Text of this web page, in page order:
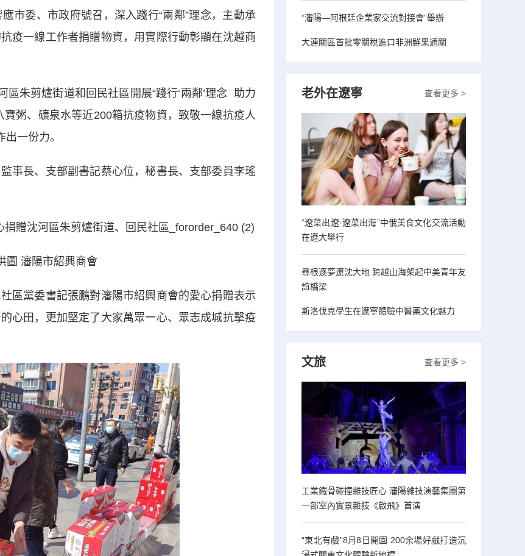
市委、市政府號召，深入踐行“兩鄰”理念，主動承
疫一線工作者捐贈物資，用實際行動彰顯在沈越商
朱剪爐街道和回民社區開展“踐行‘兩鄰’理念 助力
粥、礦泉水等近200箱抗疫物資，致敬一線抗疫人
一份力。
長、支部副書記蔡心位，秘書長、支部委員李瑤
圖 瀋陽市紹興商會
黨委書記張鵬對瀋陽市紹興商會的愛心捐贈表示
心田，更加堅定了大家萬眾一心、眾志成城抗擊疫
“瀋陽—阿根廷企業家交流對接會”舉辦
大連關區首批零關稅進口非洲鮮果通關
查看更多 >
老外在遼寧
“遼菜出遼·遼菜出海”中俄美食文化交流活動
在遼大舉行
尋根逐夢遼沈大地 跨越山海架起中美青年友
誼橋梁
斯洛伐克學生在遼寧體驗中醫藥文化魅力
查看更多 >
文旅
工業鐵骨碰撞雜技匠心 瀋陽雜技演藝集團第
一部室內實景雜技《啟飛》首演
“東北有戲”8月8日開園 200余場好戲打造沉